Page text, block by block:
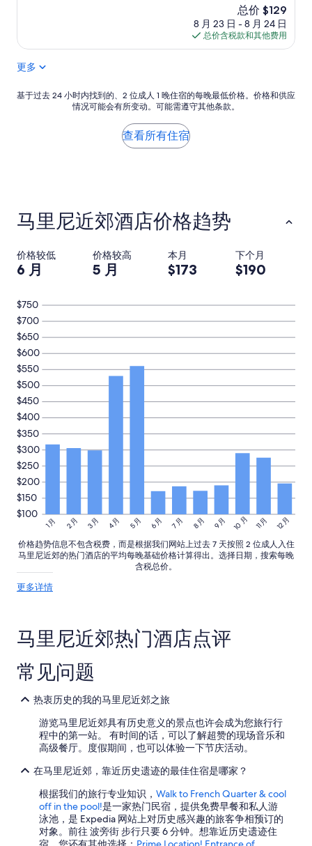
e
t
f
a
n
e
l
p
f
u
l
.
”
条
评）
i
e
.
g
a
r
i
s
h
i
g
h
.
T
h
e
s
h
o
w
e
r
s
e
a
k
.
”
新
价
格
$129
总价 $129
8 月 23 日 - 8 月 24 日
总价含税款和其他费用
更多
基
的、
成
人
住
宿
的
每
晚
最
低
价
格。
价
格
和
供
应
情
况
可
能
有
所
变
动。
遵
守
其
他
条
款。
基于过去 24 小时内找到的、2 位成人 1 晚住宿的每晚最低价格。价格和供应
情况可能会有所变动。可能需遵守其他条款。
查看所有住宿
马里尼近郊酒店价格趋势
价格较低 价格较高 本月 下个月
6 月 5 月 $173 $190
1 月 2 月 3 月 4 月 5 月 6 月 7 月 8 月 9 月 10 月 11 月 12 月
$100
$150
$200
$250
$300
$350
$400
$450
$500
$550
$600
$650
$700
$750
价格趋势信息不包含税费，而是根据我们网站上过去 7 天按照 2 位成人入住
马里尼近郊的热门酒店的平均每晚基础价格计算得出。选择日期，搜索每晚
含税总价。
更多详情关
趋
势
的
更
详
马里尼近郊热门酒店点评
常见问题
热衷历史的我的马里尼近郊之旅
游览马里尼近郊具有历史意义的景点也许会成为您旅行行
程中的第一站。 有时间的话，可以了解超赞的现场音乐和
高级餐厅。度假期间，也可以体验一下节庆活动。
在马里尼近郊，靠近历史遗迹的最佳住宿是哪家？
根据我们的旅行专业知识， Walk to French Quarter & cool
off in the pool!是一家热门民宿，提供免费早餐和私人游
泳池，是 Expedia 网站上对历史感兴趣的旅客争相预订的
对象。前往 波旁街 步行只要 6 分钟。想靠近历史遗迹住